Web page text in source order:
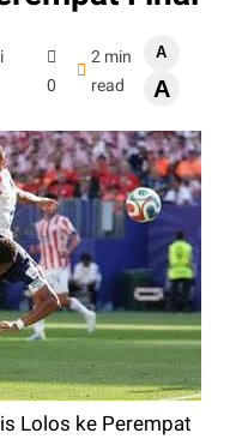
0
2 min
read
A
A
Lolos ke Perempat